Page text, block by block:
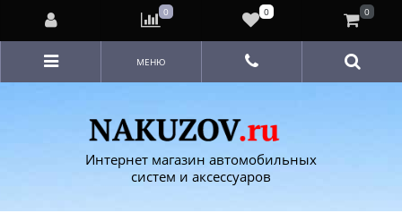
Интернет магазин автомобильных
систем и аксессуаров
МЕНЮ
0 0 0